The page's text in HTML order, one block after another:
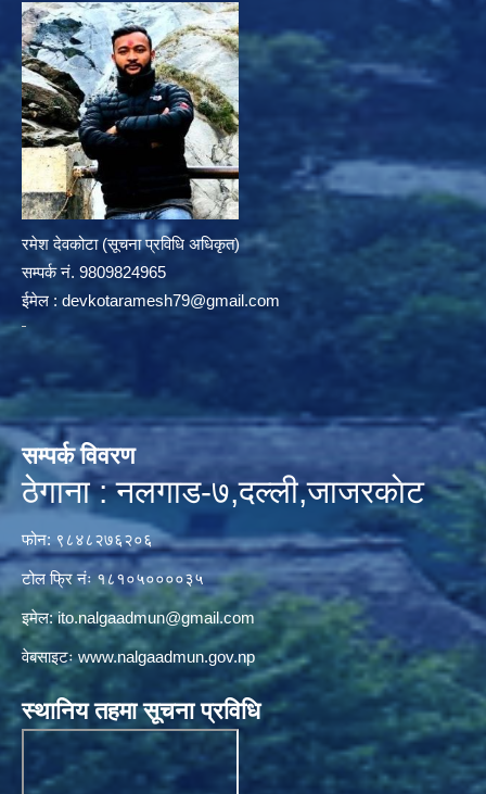
रमेश देवकोटा (सूचना प्रविधि अधिकृत)
सम्पर्क न‌ं. 9809824965
ईमेल : devkotaramesh79@gmail.com
सम्पर्क विवरण
ठेगाना : नलगाड-७,दल्ली,जाजरकाेट
फोन: ९८४८२७६२०६
टोल फ्रि नंः १८१०५००००३५
इमेल:ito.nalgaadmun@gmail.com
वेबसाइटःwww.nalgaadmun.gov.np
स्थानिय तहमा सूचना प्रविधि